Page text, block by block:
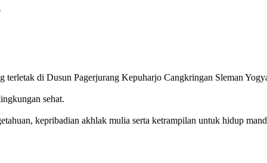
di Dusun Pagerjurang Kepuharjo Cangkringan Sleman
sehat.
kepribadian akhlak mulia serta ketrampilan untuk hidup